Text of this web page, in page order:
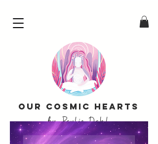
Our Cosmic Hearts
by Paulie Dahl